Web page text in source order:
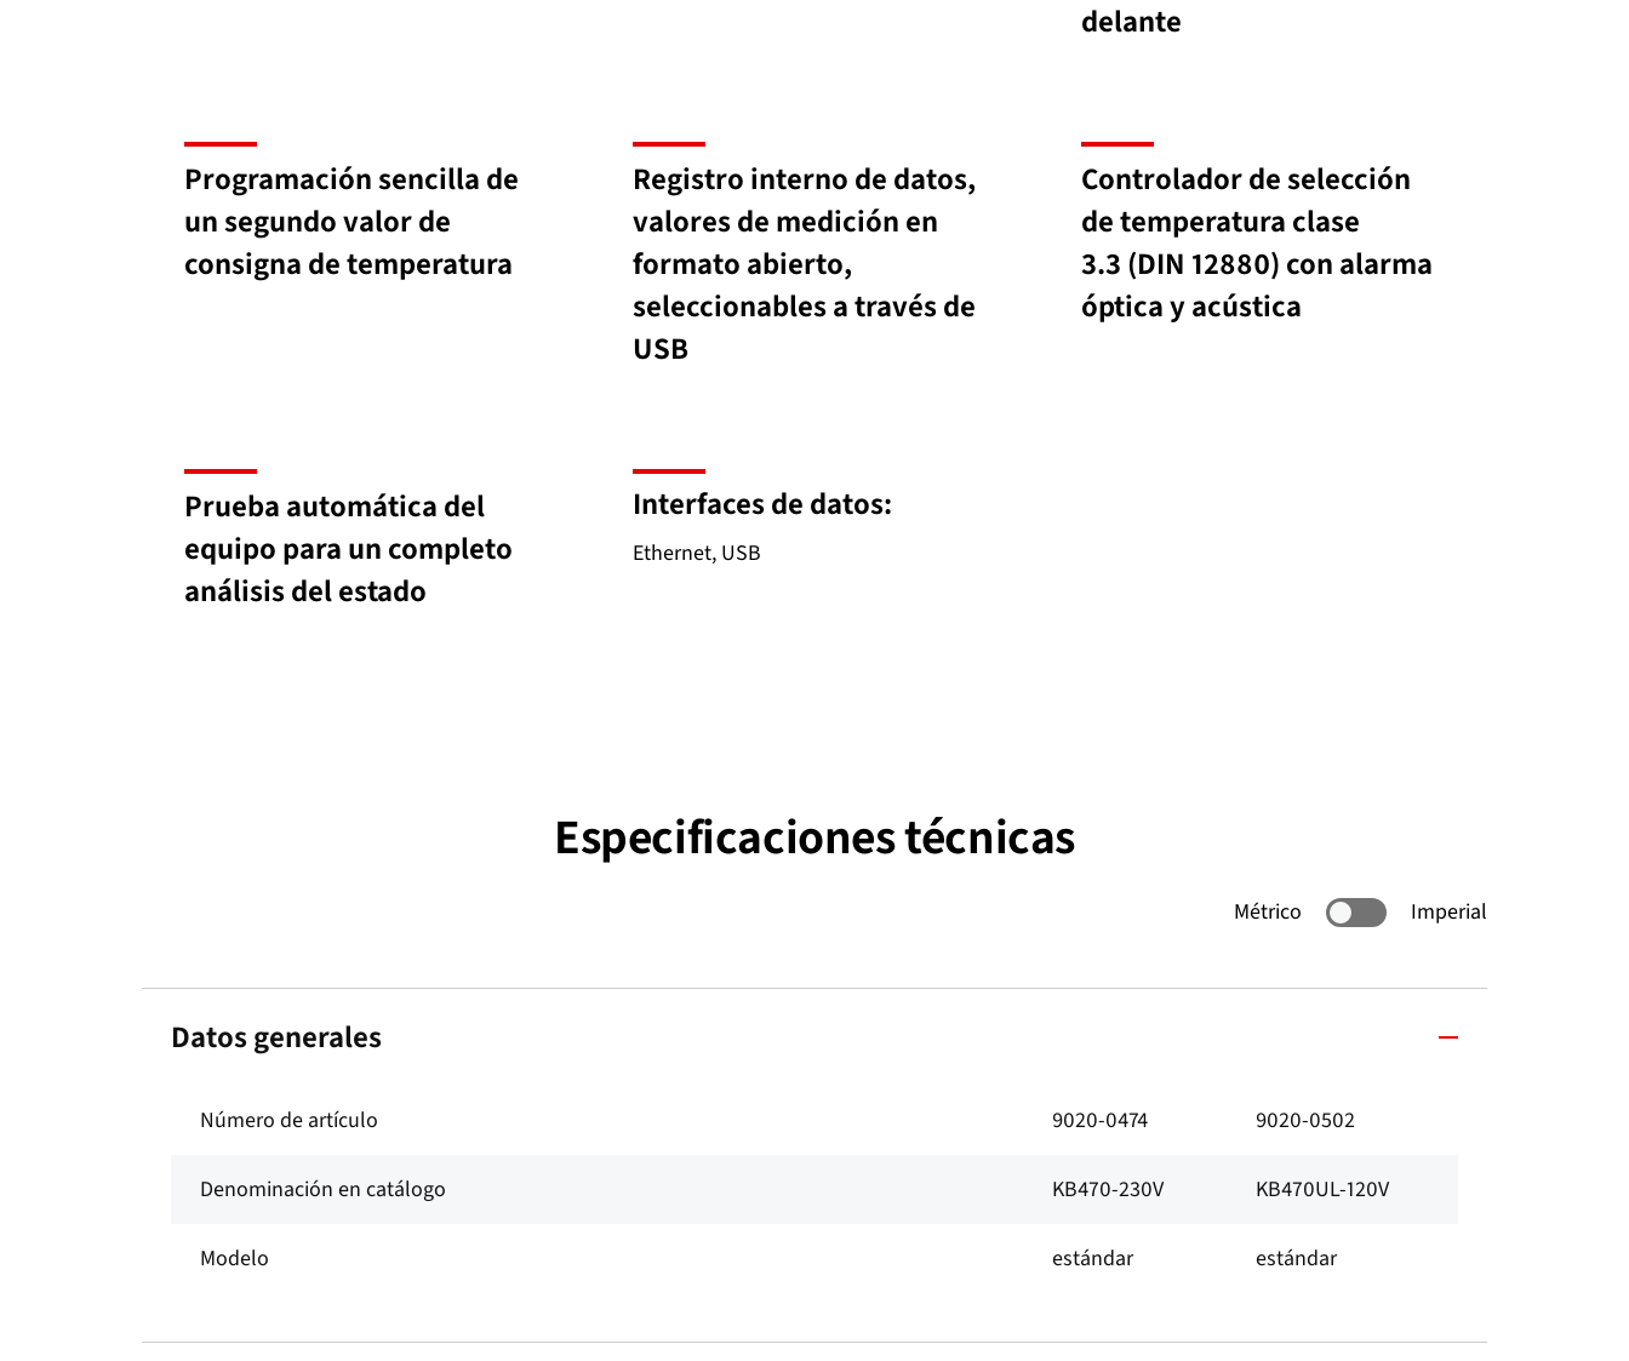
delante
Programación sencilla de
un segundo valor de
consigna de temperatura
Registro interno de datos,
valores de medición en
formato abierto,
seleccionables a través de
USB
Controlador de selección
de temperatura clase
3.3 (DIN 12880) con alarma
óptica y acústica
Prueba automática del
equipo para un completo
análisis del estado
Interfaces de datos:
Ethernet, USB
Especificaciones técnicas
Métrico Imperial
Datos generales
Número de artículo 9020-0474 9020-0502
Denominación en catálogo KB470-230V KB470UL-120V
Modelo estándar estándar